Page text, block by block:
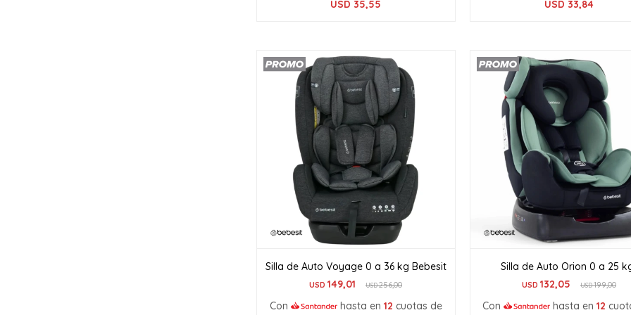
USD 35,55 USD 33,84
Silla de Auto Voyage 0 a 36 kg Bebesit
USD 149,01 USD256,00
Con hasta en 12 cuotas de
Silla de Auto Orion 0 a 25
USD 132,05 USD199,00
Con hasta en12